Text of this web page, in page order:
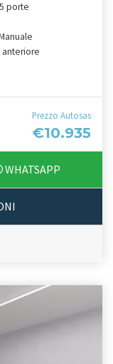
porte
anteriore
Prezzo Autosas
€10.935
WHATSAPP